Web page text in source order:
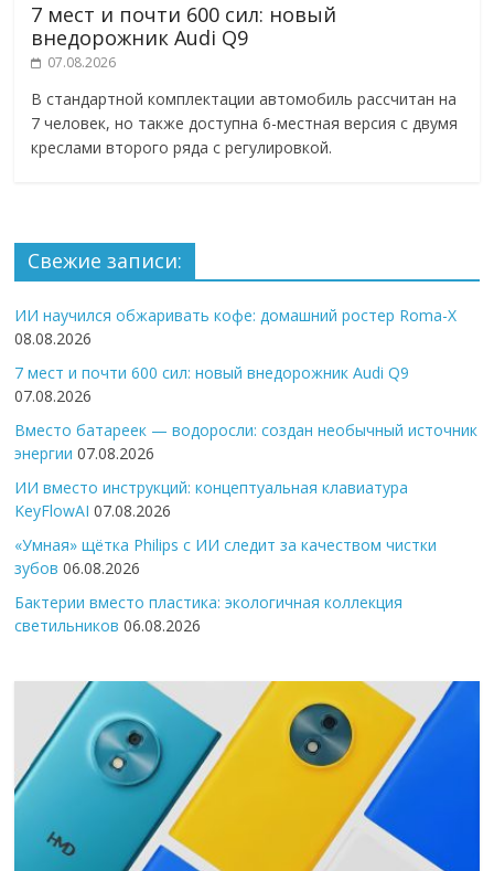
7 мест и почти 600 сил: новый
внедорожник Audi Q9
07.08.2026
В стандартной комплектации автомобиль рассчитан на
7 человек, но также доступна 6-местная версия с двумя
креслами второго ряда с регулировкой.
Свежие записи:
ИИ научился обжаривать кофе: домашний ростер Roma-X
08.08.2026
7 мест и почти 600 сил: новый внедорожник Audi Q9
07.08.2026
Вместо батареек — водоросли: создан необычный источник
энергии 07.08.2026
ИИ вместо инструкций: концептуальная клавиатура
KeyFlowAI 07.08.2026
«Умная» щётка Philips с ИИ следит за качеством чистки
зубов 06.08.2026
Бактерии вместо пластика: экологичная коллекция
светильников 06.08.2026